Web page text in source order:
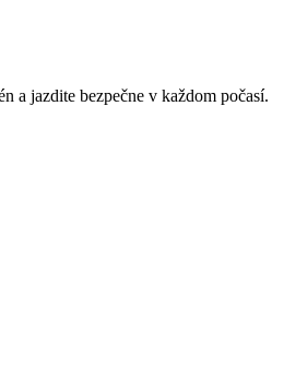
a jazdite bezpečne v každom počasí.